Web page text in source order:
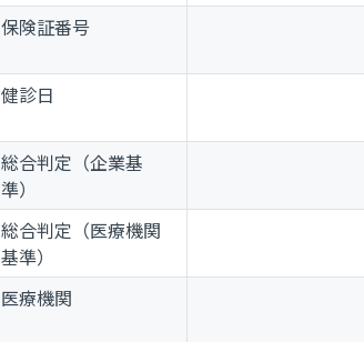
保険証番号
健診日
総合判定（企業基
準）
総合判定（医療機関
基準）
医療機関